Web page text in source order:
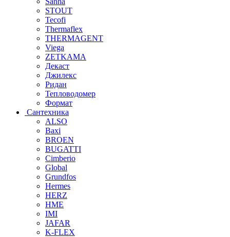
STOUT
Tecofi
Thermaflex
THERMAGENT
Viega
ZETKAMA
Декаст
Джилекс
Ридан
Тепловодомер
Формат
Сантехника
ALSO
Baxi
BROEN
BUGATTI
Cimberio
Global
Grundfos
Hermes
HERZ
HME
IMI
JAFAR
K-FLEX